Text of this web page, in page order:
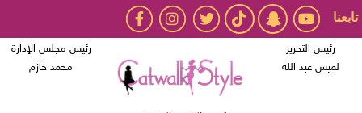
تابعنا
رئيس التحرير
لميس عبد الله
رئيس مجلس الإدارة
محمد حازم